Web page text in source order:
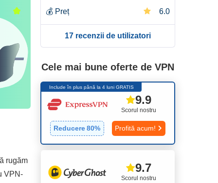
rugăm
VPN-
💰 Preț 6.0
17 recenzii de utilizatori
Cele mai bune oferte de VPN
Include în plus până la 4 luni GRATIS
Scorul nostru
9.9
Reducere 80% Profită acum!
Scorul nostru
9.7